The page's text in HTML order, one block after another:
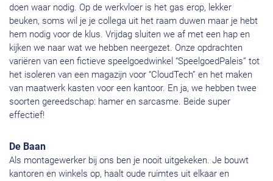
doen waar nodig. Op de werkvloer is het gas erop, lekker
beuken, soms wil je je collega uit het raam duwen maar je hebt
hem nodig voor de klus. Vrijdag sluiten we af met een hap en
kijken we naar wat we hebben neergezet. Onze opdrachten
variëren van een fictieve speelgoedwinkel “SpeelgoedPaleis” tot
het isoleren van een magazijn voor “CloudTech” en het maken
van maatwerk kasten voor een kantoor. En ja, we hebben twee
soorten gereedschap: hamer en sarcasme. Beide super
effectief!
De Baan
Als montagewerker bij ons ben je nooit uitgekeken. Je bouwt
kantoren en winkels op, haalt oude ruimtes uit elkaar en